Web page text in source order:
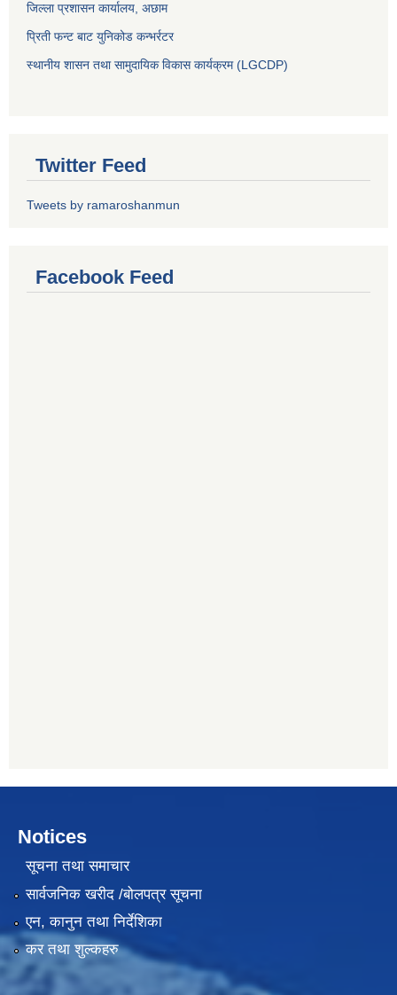
जिल्ला प्रशासन कार्यालय, अछाम
प्रिती फन्ट बाट युनिकोड कन्भर्रटर
स्थानीय शासन तथा सामुदायिक विकास कार्यक्रम (LGCDP)
Twitter Feed
Tweets by ramaroshanmun
Facebook Feed
Notices
सूचना तथा समाचार
सार्वजनिक खरीद /बोलपत्र सूचना
एन, कानुन तथा निर्देशिका
कर तथा शुल्कहरु